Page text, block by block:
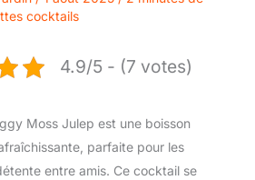
cocktails
4.9/5 - (7 votes)
Moss Julep est une boisson
parfaite pour les
entre amis. Ce cocktail se